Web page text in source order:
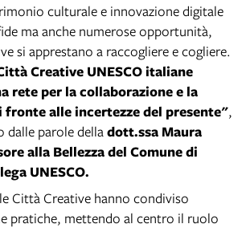
culturale e innovazione digitale
ma anche numerose opportunità,
si apprestano a raccogliere e cogliere.
Creative UNESCO italiane
rete per la collaborazione e la
alle incertezze del presente",
parole della dott.ssa Maura
alla Bellezza del Comune di
UNESCO.
Città Creative hanno condiviso
pratiche, mettendo al centro il ruolo